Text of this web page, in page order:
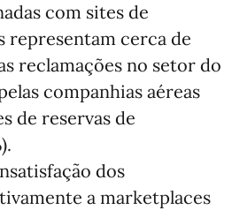
com sites de
representam cerca de
reclamações no setor do
companhias aéreas
de reservas de
dos
a marketplaces